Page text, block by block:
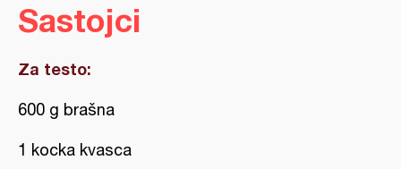
Sastojci
Za testo:
600 g brašna
1 kocka kvasca